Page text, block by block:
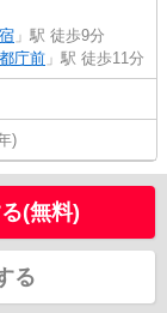
」駅 徒歩9分
都庁前 」駅 徒歩11分
)
(無料)
る